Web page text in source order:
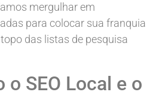
mergulhar em
para colocar sua franquia
das listas de pesquisa
o SEO Local e o